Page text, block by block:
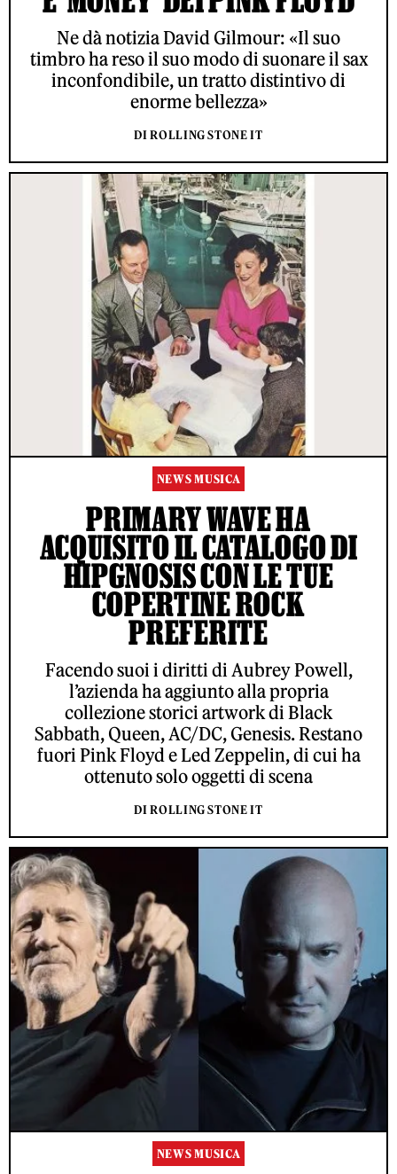
Ne dà notizia David Gilmour: «Il suo
timbro ha reso il suo modo di suonare il sax
inconfondibile, un tratto distintivo di
enorme bellezza»
DI ROLLING STONE IT
NEWS MUSICA
PRIMARY WAVE HA
ACQUISITO IL CATALOGO DI
HIPGNOSIS CON LE TUE
COPERTINE ROCK
PREFERITE
Facendo suoi i diritti di Aubrey Powell,
l’azienda ha aggiunto alla propria
collezione storici artwork di Black
Sabbath, Queen, AC/DC, Genesis. Restano
fuori Pink Floyd e Led Zeppelin, di cui ha
ottenuto solo oggetti di scena
DI ROLLING STONE IT
NEWS MUSICA